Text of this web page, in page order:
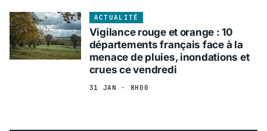
ACTUALITÉ
Vigilance rouge et orange : 10
départements français face à la
menace de pluies, inondations et
crues ce vendredi
31 JAN · 8H00